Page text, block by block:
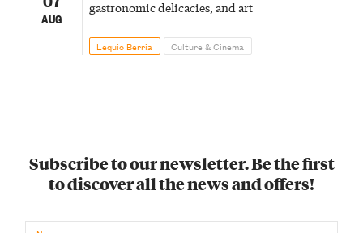
AUG
gastronomic delicacies, and art
Lequio Berria Culture & Cinema
Subscribe to our newsletter. Be the first
to discover all the news and offers!